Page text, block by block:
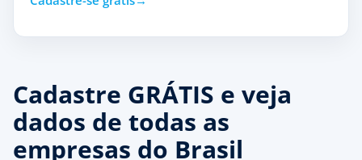
Cadastre GRÁTIS e veja
dados de todas as
empresas do Brasil